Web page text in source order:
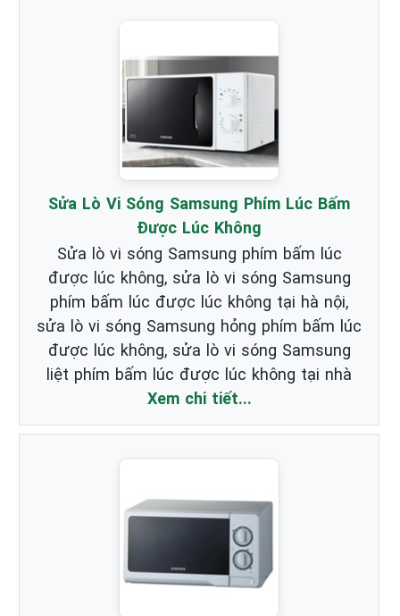
Sửa Lò Vi Sóng Samsung Phím Lúc Bấm
Được Lúc Không
Sửa lò vi sóng Samsung phím bấm lúc
được lúc không, sửa lò vi sóng Samsung
phím bấm lúc được lúc không tại hà nội,
sửa lò vi sóng Samsung hỏng phím bấm lúc
được lúc không, sửa lò vi sóng Samsung
liệt phím bấm lúc được lúc không tại nhà
Xem chi tiết...